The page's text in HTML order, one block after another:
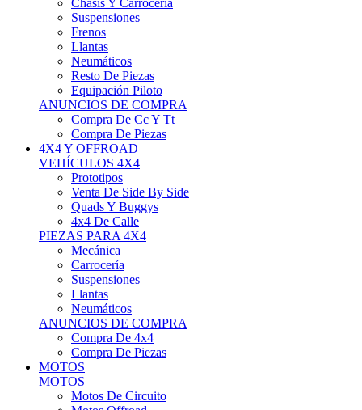
Chasis Y Carrocería
Suspensiones
Frenos
Llantas
Neumáticos
Resto De Piezas
Equipación Piloto
ANUNCIOS DE COMPRA
Compra De Cc Y Tt
Compra De Piezas
4X4 Y OFFROAD
VEHÍCULOS 4X4
Prototipos
Venta De Side By Side
Quads Y Buggys
4x4 De Calle
PIEZAS PARA 4X4
Mecánica
Carrocería
Suspensiones
Llantas
Neumáticos
ANUNCIOS DE COMPRA
Compra De 4x4
Compra De Piezas
MOTOS
MOTOS
Motos De Circuito